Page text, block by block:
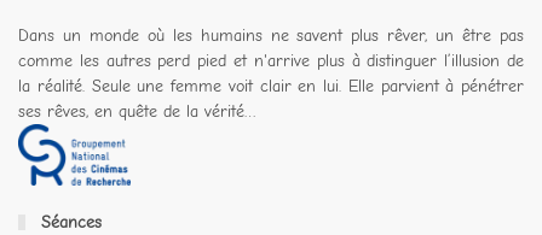
Dans un monde où les humains ne savent plus rêver, un être pas
comme les autres perd pied et n'arrive plus à distinguer l’illusion de
la réalité. Seule une femme voit clair en lui. Elle parvient à pénétrer
ses rêves, en quête de la vérité…
Séances